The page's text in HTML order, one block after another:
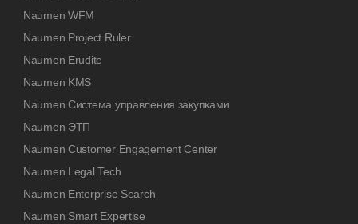
Naumen WFM
Naumen Project Ruler
Naumen Erudite
Naumen KMS
Naumen Система управления закупками
Naumen ЭТП
Naumen Customer Engagement Center
Naumen Legal Tech
Naumen Enterprise Search
Naumen Smart Expertise